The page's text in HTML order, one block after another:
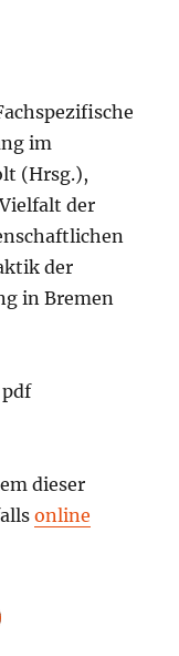
im
(Hrsg.),
der
der
in Bremen
pdf
dieser
online